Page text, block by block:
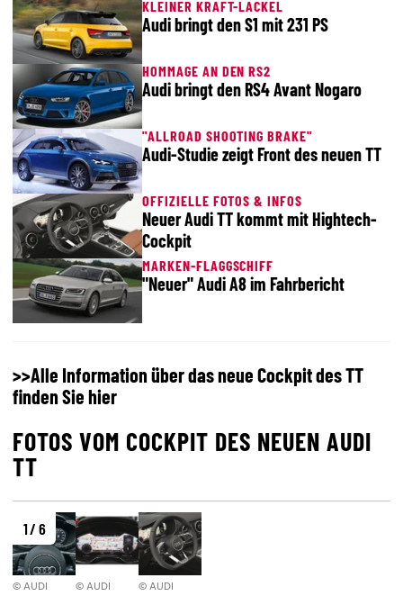
KLEINER KRAFT-LACKEL
Audi bringt den S1 mit 231 PS
HOMMAGE AN DEN RS2
Audi bringt den RS4 Avant Nogaro
"ALLROAD SHOOTING BRAKE"
Audi-Studie zeigt Front des neuen TT
OFFIZIELLE FOTOS & INFOS
Neuer Audi TT kommt mit Hightech-
Cockpit
MARKEN-FLAGGSCHIFF
"Neuer" Audi A8 im Fahrbericht
>>Alle Information über das neue Cockpit des TT
finden Sie hier
FOTOS VOM COCKPIT DES NEUEN AUDI
TT
1 / 6
© AUDI © AUDI © AUDI